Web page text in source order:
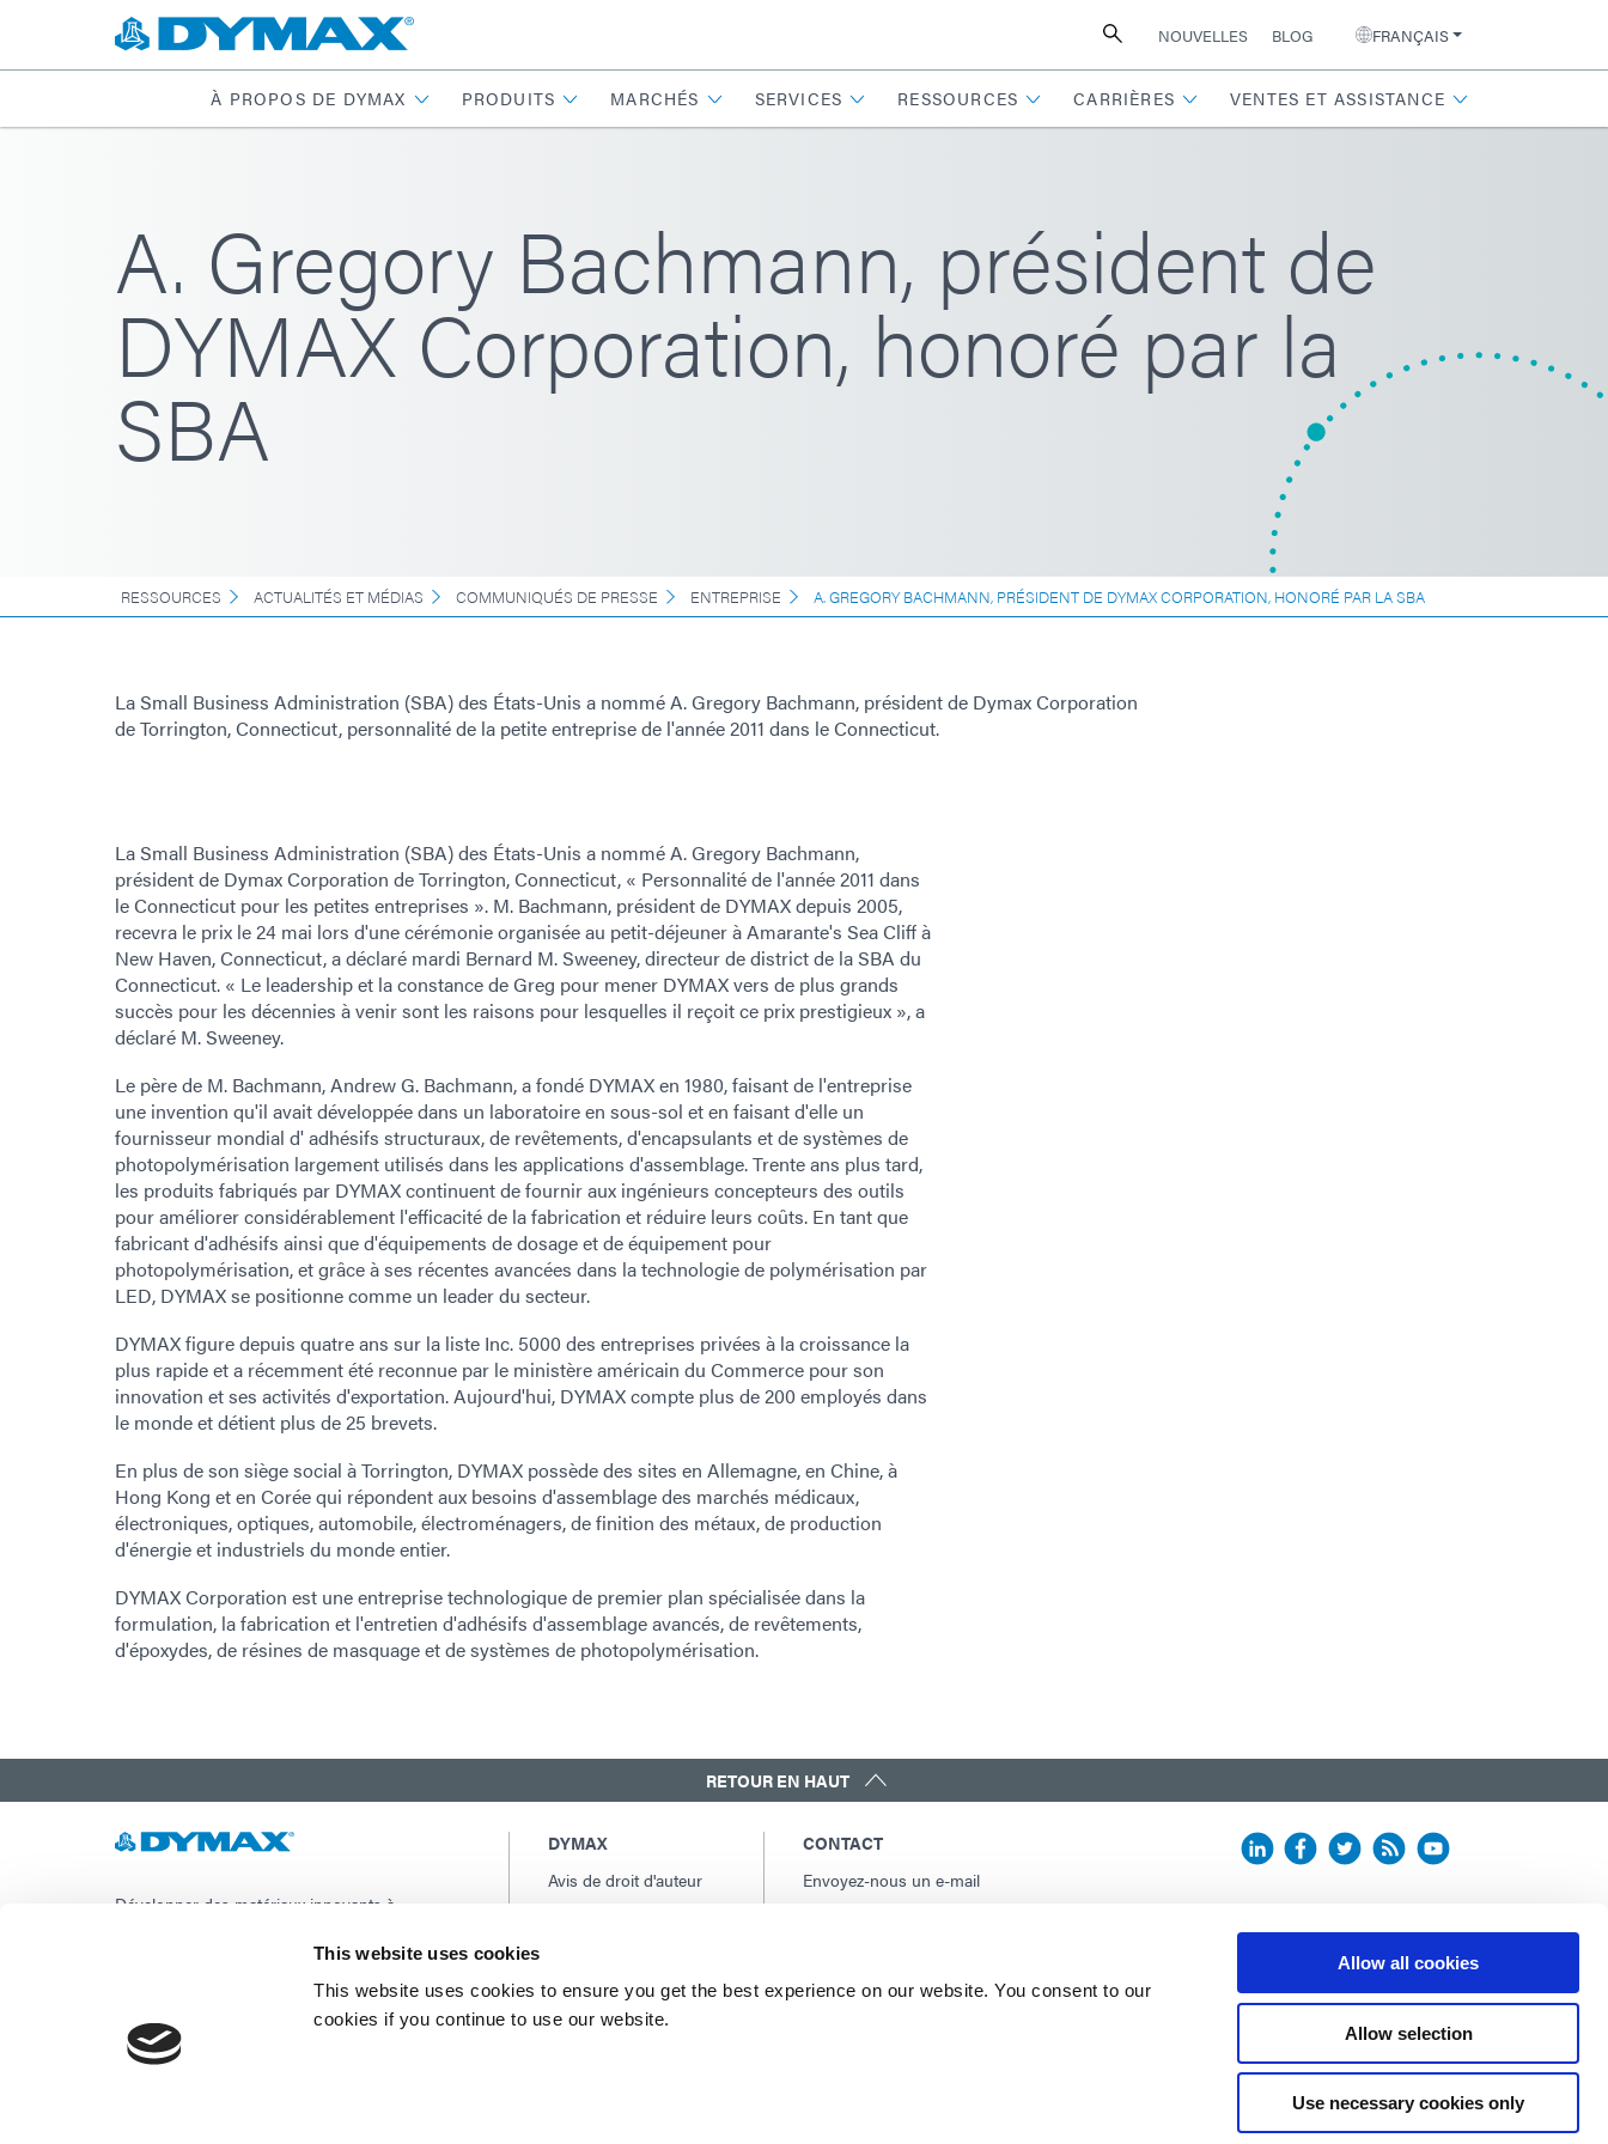
This website uses cookies
This website uses cookies to ensure you get the best experience on our website. You consent to our
cookies if you continue to use our website.
Allow all cookies
Allow selection
Use necessary cookies only
NOUVELLES BLOG FRANÇAIS
À PROPOS DE DYMAX PRODUITS MARCHÉS SERVICES RESSOURCES CARRIÈRES VENTES ET ASSISTANCE
A. Gregory Bachmann, président de
DYMAX Corporation, honoré par la
SBA
RESSOURCES ACTUALITÉS ET MÉDIAS COMMUNIQUÉS DE PRESSE ENTREPRISE A. GREGORY BACHMANN, PRÉSIDENT DE DYMAX CORPORATION, HONORÉ PAR LA SBA
La Small Business Administration (SBA) des États-Unis a nommé A. Gregory Bachmann, président de Dymax Corporation
de Torrington, Connecticut, personnalité de la petite entreprise de l'année 2011 dans le Connecticut.
La Small Business Administration (SBA) des États-Unis a nommé A. Gregory Bachmann,
président de Dymax Corporation de Torrington, Connecticut, « Personnalité de l'année 2011 dans
le Connecticut pour les petites entreprises ». M. Bachmann, président de DYMAX depuis 2005,
recevra le prix le 24 mai lors d'une cérémonie organisée au petit-déjeuner à Amarante's Sea Cliff à
New Haven, Connecticut, a déclaré mardi Bernard M. Sweeney, directeur de district de la SBA du
Connecticut. « Le leadership et la constance de Greg pour mener DYMAX vers de plus grands
succès pour les décennies à venir sont les raisons pour lesquelles il reçoit ce prix prestigieux », a
déclaré M. Sweeney.
Le père de M. Bachmann, Andrew G. Bachmann, a fondé DYMAX en 1980, faisant de l'entreprise
une invention qu'il avait développée dans un laboratoire en sous-sol et en faisant d'elle un
fournisseur mondial d' adhésifs structuraux, de revêtements, d'encapsulants et de systèmes de
photopolymérisation largement utilisés dans les applications d'assemblage. Trente ans plus tard,
les produits fabriqués par DYMAX continuent de fournir aux ingénieurs concepteurs des outils
pour améliorer considérablement l'efficacité de la fabrication et réduire leurs coûts. En tant que
fabricant d'adhésifs ainsi que d'équipements de dosage et de équipement pour
photopolymérisation, et grâce à ses récentes avancées dans la technologie de polymérisation par
LED, DYMAX se positionne comme un leader du secteur.
DYMAX figure depuis quatre ans sur la liste Inc. 5000 des entreprises privées à la croissance la
plus rapide et a récemment été reconnue par le ministère américain du Commerce pour son
innovation et ses activités d'exportation. Aujourd'hui, DYMAX compte plus de 200 employés dans
le monde et détient plus de 25 brevets.
En plus de son siège social à Torrington, DYMAX possède des sites en Allemagne, en Chine, à
Hong Kong et en Corée qui répondent aux besoins d'assemblage des marchés médicaux,
électroniques, optiques, automobile, électroménagers, de finition des métaux, de production
d'énergie et industriels du monde entier.
DYMAX Corporation est une entreprise technologique de premier plan spécialisée dans la
formulation, la fabrication et l'entretien d'adhésifs d'assemblage avancés, de revêtements,
d'époxydes, de résines de masquage et de systèmes de photopolymérisation.
RETOUR EN HAUT
Développer des matériaux innovants à
des équipements de dosage et des systèmes de
améliorer considérablement l'efficacité de la
fabrication.
DYMAX
Avis de droit d'auteur
d'achat
Conditions générales
CONTACT
Envoyez-nous un e-mail